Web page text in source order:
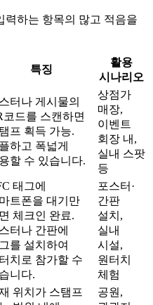
력하는 항목의 많고 적음을
특징
활용
시나리오
터나 게시물의
코드를 스캔하면
프 획득 가능.
하고 폭넓게
할 수 있습니다.
상점가
매장,
이벤트
회장 내,
실내 스팟
등
태그에
트폰을 대기만
체크인 완료.
터나 간판에
를 설치하여
치로 참가할 수
니다.
포스터·
간판
설치,
실내
시설,
원터치
체험
위치가 스탬프
공원,